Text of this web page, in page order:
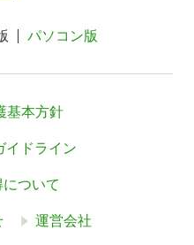
パソコン版
基本方針
イドライン
ついて
運営会社